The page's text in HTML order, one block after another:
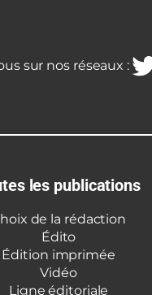
sur nos réseaux :
les publications
de la rédaction
Édito
Édition imprimée
Vidéo
Ligne éditoriale